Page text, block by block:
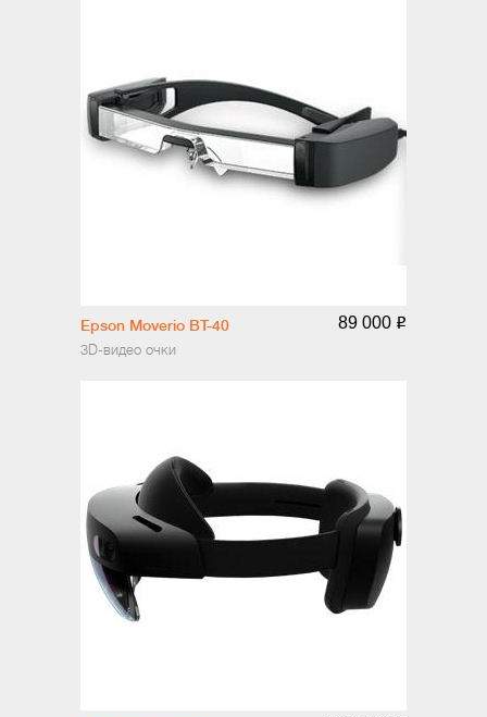
Epson Moverio BT-40
3D-видео очки
89 000 o